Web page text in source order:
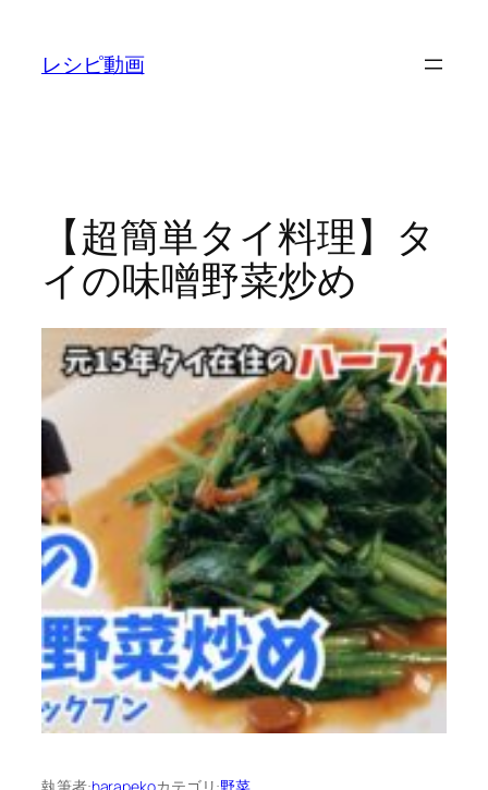
レシピ動画
【超簡単タイ料理】タ
イの味噌野菜炒め
執筆者:harapekoカテゴリ:野菜